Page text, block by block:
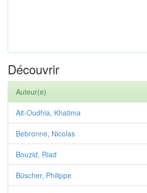
Découvrir
Auteur(e)
Ait-Oudhia, Khatima
Bebronne, Nicolas
Bouzid, Riad
Büscher, Philippe